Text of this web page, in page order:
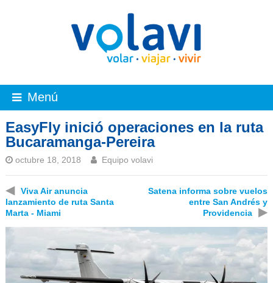
Menú
EasyFly inició operaciones en la ruta
Bucaramanga-Pereira
octubre 18, 2018 Equipo volavi
◀
Viva Air anuncia
lanzamiento de ruta Santa
Marta - Miami
Satena informa sobre vuelos
entre San Andrés y
Providencia
▶